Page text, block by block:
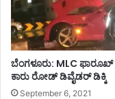
ಬೆಂಗಳೂರು: MLC ಫಾರೂಖ್
ಕಾರು ರೋಡ್​​ ಡಿವೈಡರ್​​ ಡಿಕ್ಕಿ
September 6, 2021